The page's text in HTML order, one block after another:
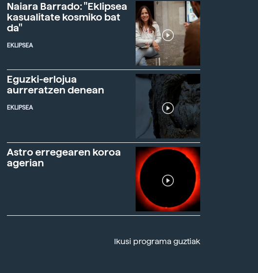
Naiara Barrado: "Eklipsea
kasualitate kosmiko bat
da"
EKLIPSEA
Eguzki-erlojua
aurreratzen denean
EKLIPSEA
Astro erregearen koroa
agerian
Ikusi programa guztiak